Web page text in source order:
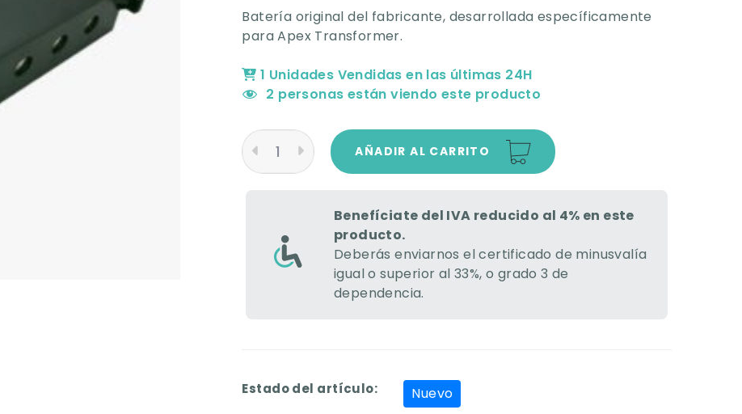
Batería original del fabricante, desarrollada específicamente
para Apex Transformer.
1 Unidades Vendidas en las últimas 24H
2 personas están viendo este producto
AÑADIR AL CARRITO
Benefíciate del IVA reducido al 4% en este
producto.
Deberás enviarnos el certificado de minusvalía
igual o superior al 33%, o grado 3 de
dependencia.
Estado del artículo: Nuevo